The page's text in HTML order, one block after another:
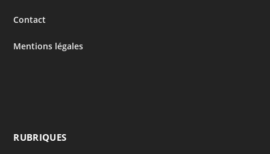
Contact
Mentions légales
RUBRIQUES